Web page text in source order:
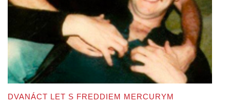
DVANÁCT LET S FREDDIEM MERCURYM